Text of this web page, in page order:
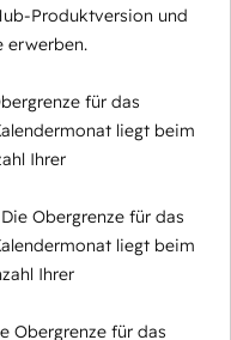
Produktversion und
erwerben.
für das
liegt beim
Ihrer
Obergrenze für das
liegt beim
Ihrer
Obergrenze für das